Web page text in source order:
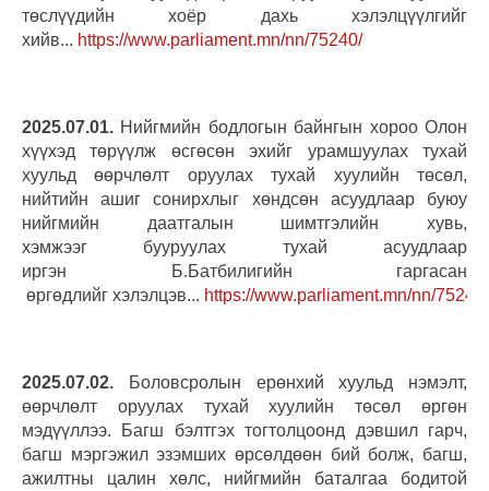
төслүүдийн хоёр дахь хэлэлцүүлгийг
хийв... https://www.parliament.mn/nn/75240/
2025.07.01. Нийгмийн бодлогын байнгын хороо Олон
хүүхэд төрүүлж өсгөсөн эхийг урамшуулах тухай
хуульд өөрчлөлт оруулах тухай хуулийн төсөл,
нийтийн ашиг сонирхлыг хөндсөн асуудлаар буюу
нийгмийн даатгалын шимтгэлийн хувь,
хэмжээг бууруулах тухай асуудлаар
иргэн Б.Батбилигийн гаргасан
өргөдлийг хэлэлцэв... https://www.parliament.mn/nn/75244/
2025.07.02. Боловсролын ерөнхий хуульд нэмэлт,
өөрчлөлт оруулах тухай хуулийн төсөл өргөн
мэдүүллээ. Багш бэлтгэх тогтолцоонд дэвшил гарч,
багш мэргэжил эзэмших өрсөлдөөн бий болж, багш,
ажилтны цалин хөлс, нийгмийн баталгаа бодитой